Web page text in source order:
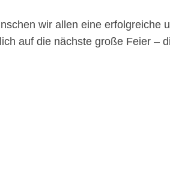
wir allen eine erfolgreiche
auf die nächste große Feier –